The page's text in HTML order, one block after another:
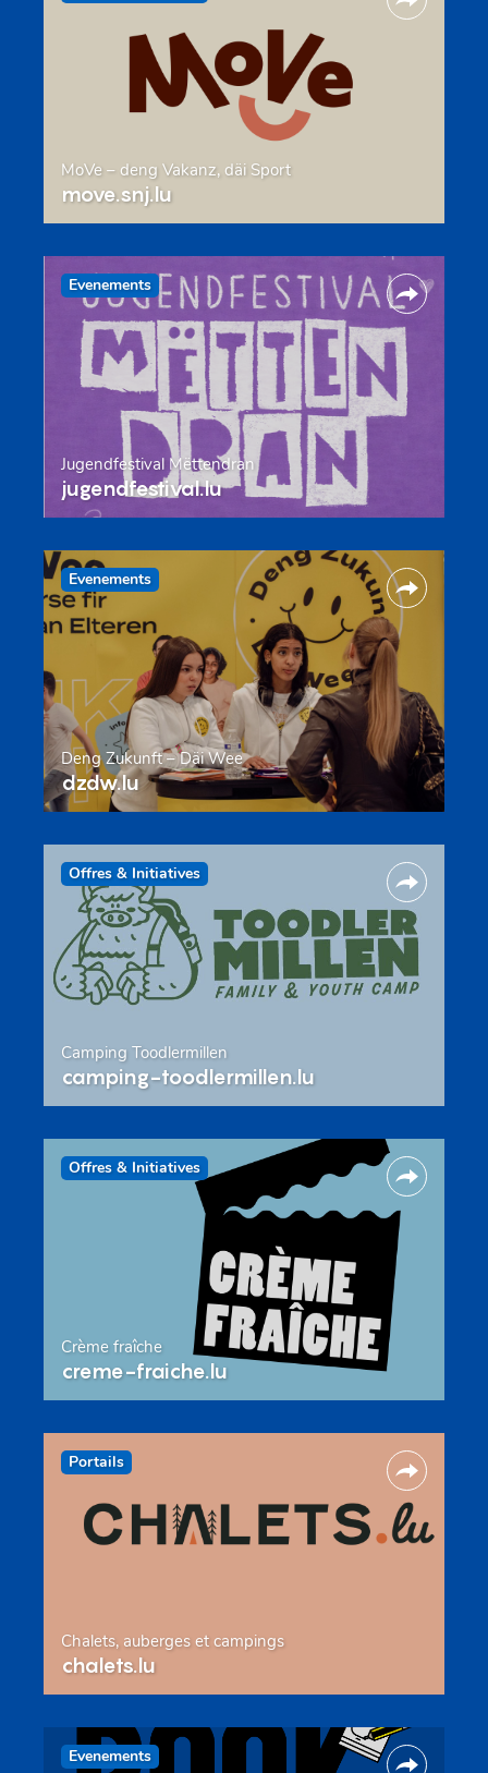
MoVe – deng Vakanz, däi Sport
move.snj.lu
Evenements
Jugendfestival Mëttendran
jugendfestival.lu
Evenements
Deng Zukunft – Däi Wee
dzdw.lu
Offres & Initiatives
Camping Toodlermillen
camping-toodlermillen.lu
Offres & Initiatives
Crème fraîche
creme-fraiche.lu
Portails
Chalets, auberges et campings
chalets.lu
Evenements